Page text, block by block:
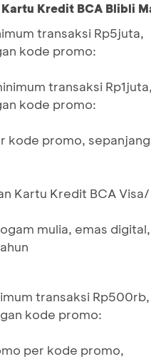
Kredit BCA Blibli
transaksi Rp5juta,
kode promo:
transaksi
kode promo:
kode promo, sepanjang
Kartu Kredit BCA Visa/
mulia, emas digital,
transaksi Rp500rb,
kode promo:
per kode promo,